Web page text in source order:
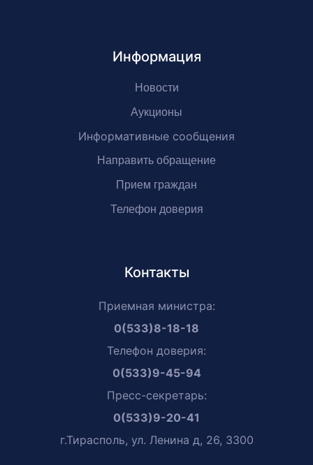
Информация
Новости
Аукционы
Информативные сообщения
Направить обращение
Прием граждан
Телефон доверия
Контакты
Приемная министра:
0(533)8-18-18
Телефон доверия:
0(533)9-45-94
Пресс-секретарь:
0(533)9-20-41
г.Тирасполь, ул. Ленина д, 26, 3300